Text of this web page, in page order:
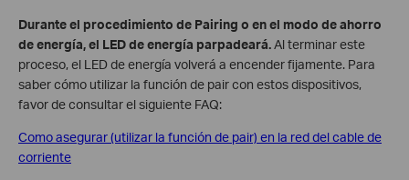
Durante el procedimiento de Pairing o en el modo de ahorro
de energía, el LED de energía parpadeará.Al terminar este
proceso, el LED de energía volverá a encender fijamente. Para
saber cómo utilizar la función de pair con estos dispositivos,
favor de consultar el siguiente FAQ:
Como asegurar (utilizar la función de pair) en la red del cable de
corriente